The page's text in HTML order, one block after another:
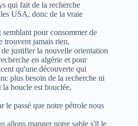
qui fait de la recherche
USA, donc de la vraie
pour consommer de
trouvent jamais rien,
justifier la nouvelle orientation
en algérie et pour
qu'une découverte qui
plus besoin de la recherche ni
boucle est bouclée,
le passé que notre pétrole nous
allons manger notre sable s'il le